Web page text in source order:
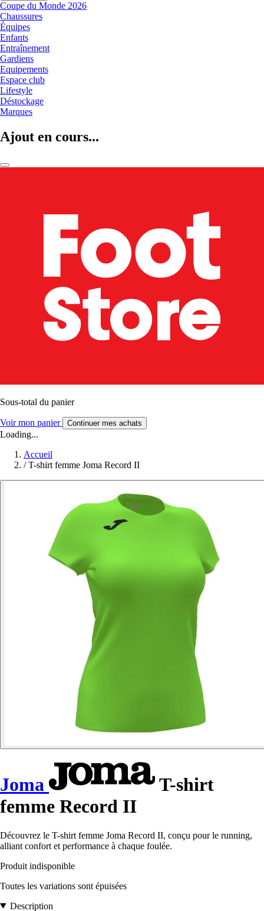
Coupe du Monde 2026
Chaussures
Équipes
Enfants
Entraînement
Gardiens
Equipements
Espace club
Lifestyle
Déstockage
Marques
Ajout en cours...
Sous-total du panier
Voir mon panier Continuer mes achats
Loading...
Accueil
/ T-shirt femme Joma Record II
Joma
T-shirt
femme Record II
Découvrez le T-shirt femme Joma Record II, conçu pour le running,
alliant confort et performance à chaque foulée.
Produit indisponible
Toutes les variations sont épuisées
Description